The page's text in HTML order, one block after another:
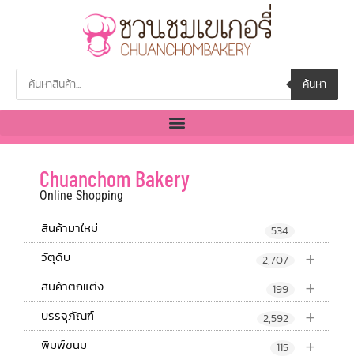
ค้นหา
Chuanchom Bakery
Online Shopping
สินค้ามาใหม่ 534
+
วัตุดิบ 2,707
+
สินค้าตกแต่ง 199
+
บรรจุภัณฑ์ 2,592
+
พิมพ์ขนม 115